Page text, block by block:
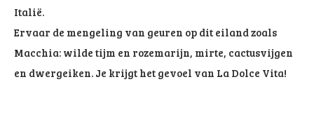
Italië.
Ervaar de mengeling van geuren op dit eiland zoals
Macchia: wilde tijm en rozemarijn, mirte, cactusvijgen
en dwergeiken. Je krijgt het gevoel van La Dolce Vita!